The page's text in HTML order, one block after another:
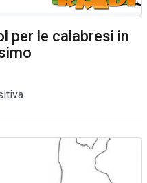
per le calabresi in